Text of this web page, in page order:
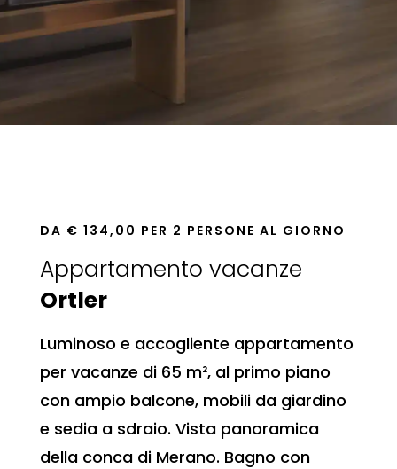
DA € 134,00 PER 2 PERSONE AL GIORNO
Appartamento vacanze
Ortler
Luminoso e accogliente appartamento
per vacanze di 65 m², al primo piano
con ampio balcone, mobili da giardino
e sedia a sdraio. Vista panoramica
della conca di Merano. Bagno con